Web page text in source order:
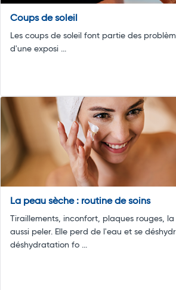
Coups de soleil
Les coups de soleil font partie des
d'une exposi ...
La peau sèche : routine de soins
Tiraillements, inconfort, plaques rouges,
aussi peler. Elle perd de l'eau et se
déshydratation fo ...